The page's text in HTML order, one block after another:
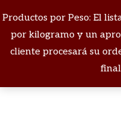
Productos por Peso: El
por kilogramo y un
cliente procesará su